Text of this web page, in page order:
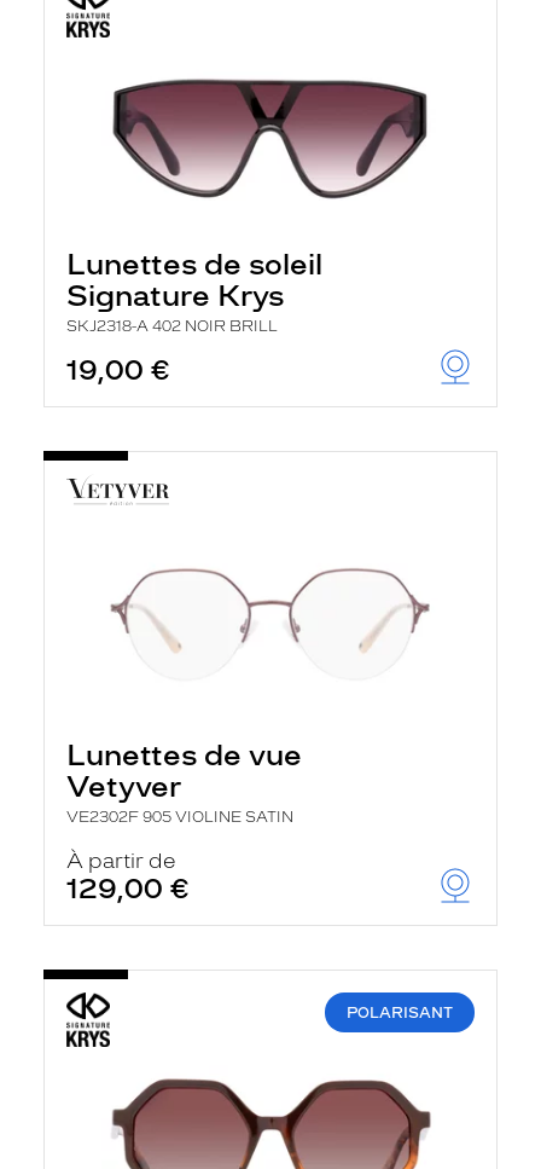
Lunettes de soleil
Signature Krys
SKJ2318-A 402 NOIR BRILL
19,00 €
Lunettes de vue
Vetyver
VE2302F 905 VIOLINE SATIN
À partir de
129,00 €
POLARISANT